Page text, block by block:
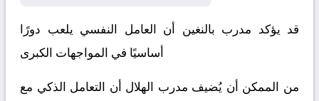
قد يؤكد مدرب بالنغين أن العامل النفسي يلعب دورًا
أساسيًا في المواجهات الكبرى
من الممكن أن يُضيف مدرب الهلال أن التعامل الذكي مع